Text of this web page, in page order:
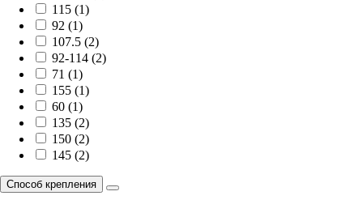
115 (1)
92 (1)
107.5 (2)
92-114 (2)
71 (1)
155 (1)
60 (1)
135 (2)
150 (2)
145 (2)
Способ крепления